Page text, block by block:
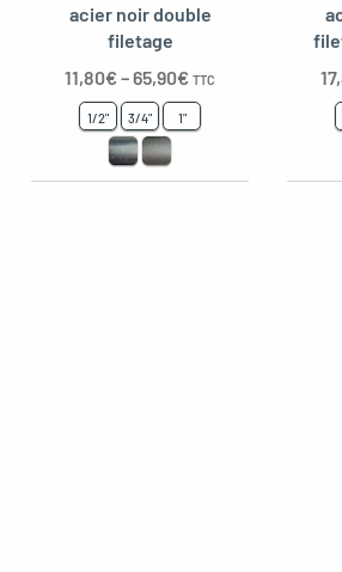
acier noir double
filetage
11,80€–65,90€ TTC
1/2" 3/4" 1"